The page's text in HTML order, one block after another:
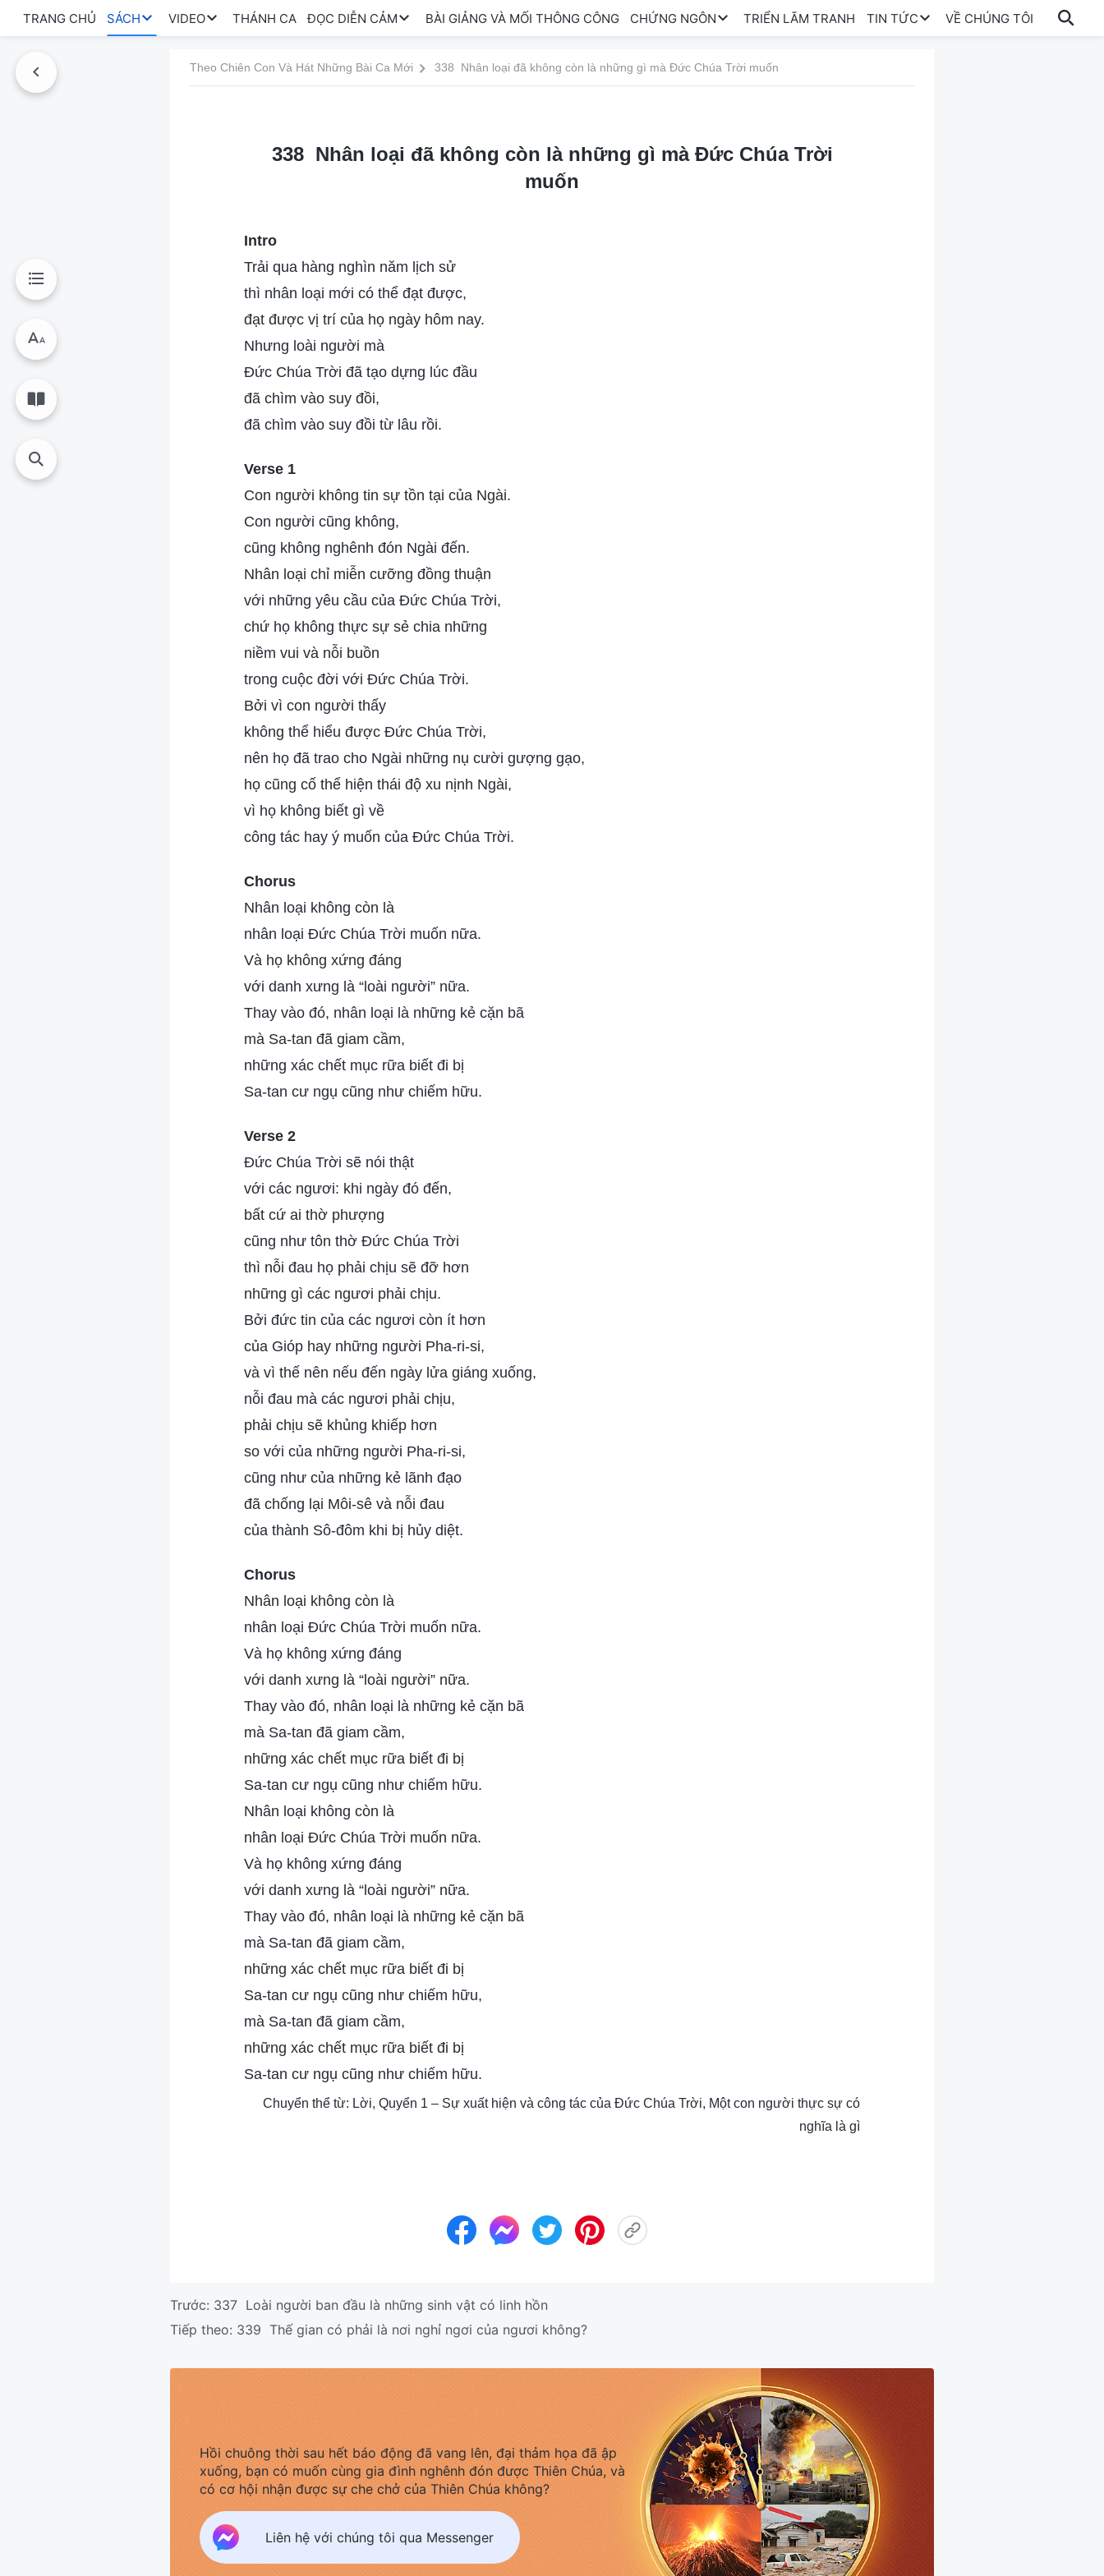
TRANG CHỦ SÁCH VIDEO THÁNH CA ĐỌC DIỄN CẢM BÀI GIẢNG VÀ MỐI THÔNG CÔNG CHỨNG NGÔN TRIỂN LÃM TRANH TIN TỨC VỀ CHÚNG TÔI
Theo Chiên Con Và Hát Những Bài Ca Mới 338 Nhân loại đã không còn là những gì mà Đức Chúa Trời muốn
338 Nhân loại đã không còn là những gì mà Đức Chúa Trời
muốn
Intro
Trải qua hàng nghìn năm lịch sử
thì nhân loại mới có thể đạt được,
đạt được vị trí của họ ngày hôm nay.
Nhưng loài người mà
Đức Chúa Trời đã tạo dựng lúc đầu
đã chìm vào suy đồi,
đã chìm vào suy đồi từ lâu rồi.
Verse 1
Con người không tin sự tồn tại của Ngài.
Con người cũng không,
cũng không nghênh đón Ngài đến.
Nhân loại chỉ miễn cưỡng đồng thuận
với những yêu cầu của Đức Chúa Trời,
chứ họ không thực sự sẻ chia những
niềm vui và nỗi buồn
trong cuộc đời với Đức Chúa Trời.
Bởi vì con người thấy
không thể hiểu được Đức Chúa Trời,
nên họ đã trao cho Ngài những nụ cười gượng gạo,
họ cũng cố thể hiện thái độ xu nịnh Ngài,
vì họ không biết gì về
công tác hay ý muốn của Đức Chúa Trời.
Chorus
Nhân loại không còn là
nhân loại Đức Chúa Trời muốn nữa.
Và họ không xứng đáng
với danh xưng là “loài người” nữa.
Thay vào đó, nhân loại là những kẻ cặn bã
mà Sa-tan đã giam cầm,
những xác chết mục rữa biết đi bị
Sa-tan cư ngụ cũng như chiếm hữu.
Verse 2
Đức Chúa Trời sẽ nói thật
với các ngươi: khi ngày đó đến,
bất cứ ai thờ phượng
cũng như tôn thờ Đức Chúa Trời
thì nỗi đau họ phải chịu sẽ đỡ hơn
những gì các ngươi phải chịu.
Bởi đức tin của các ngươi còn ít hơn
của Gióp hay những người Pha-ri-si,
và vì thế nên nếu đến ngày lửa giáng xuống,
nỗi đau mà các ngươi phải chịu,
phải chịu sẽ khủng khiếp hơn
so với của những người Pha-ri-si,
cũng như của những kẻ lãnh đạo
đã chống lại Môi-sê và nỗi đau
của thành Sô-đôm khi bị hủy diệt.
Chorus
Nhân loại không còn là
nhân loại Đức Chúa Trời muốn nữa.
Và họ không xứng đáng
với danh xưng là “loài người” nữa.
Thay vào đó, nhân loại là những kẻ cặn bã
mà Sa-tan đã giam cầm,
những xác chết mục rữa biết đi bị
Sa-tan cư ngụ cũng như chiếm hữu.
Nhân loại không còn là
nhân loại Đức Chúa Trời muốn nữa.
Và họ không xứng đáng
với danh xưng là “loài người” nữa.
Thay vào đó, nhân loại là những kẻ cặn bã
mà Sa-tan đã giam cầm,
những xác chết mục rữa biết đi bị
Sa-tan cư ngụ cũng như chiếm hữu,
mà Sa-tan đã giam cầm,
những xác chết mục rữa biết đi bị
Sa-tan cư ngụ cũng như chiếm hữu.
Chuyển thể từ: Lời, Quyển 1 – Sự xuất hiện và công tác của Đức Chúa Trời, Một con người thực sự có
nghĩa là gì
Trước: 337 Loài người ban đầu là những sinh vật có linh hồn
Tiếp theo: 339 Thế gian có phải là nơi nghỉ ngơi của ngươi không?
Hồi chuông thời sau hết báo động đã vang lên, đại thảm họa đã ập
xuống, bạn có muốn cùng gia đình nghênh đón được Thiên Chúa, và
có cơ hội nhận được sự che chở của Thiên Chúa không?
Liên hệ với chúng tôi qua Messenger